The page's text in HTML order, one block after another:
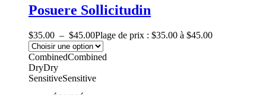
Posuere Sollicitudin
$35.00 – $45.00Plage de prix : $35.00 à $45.00
CombinedCombined
DryDry
SensitiveSensitive